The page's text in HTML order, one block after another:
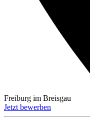
Freiburg im Breisgau
Jetzt bewerben